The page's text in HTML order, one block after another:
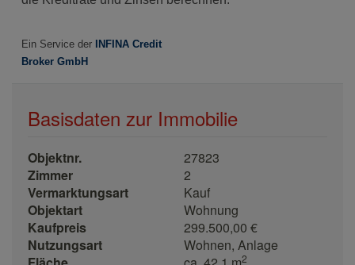
Basisdaten zur Immobilie
Objektnr.
27823
Zimmer
2
Vermarktungsart
Kauf
Objektart
Wohnung
Kaufpreis
299.500,00 €
Nutzungsart
Wohnen Anlage
2